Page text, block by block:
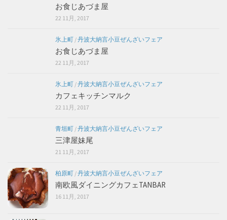
お食じあづま屋
22 11月, 2017
氷上町 /丹波大納言小豆ぜんざいフェア
お食じあづま屋
22 11月, 2017
氷上町 /丹波大納言小豆ぜんざいフェア
カフェキッチンマルク
22 11月, 2017
青垣町 /丹波大納言小豆ぜんざいフェア
三津屋妹尾
21 11月, 2017
柏原町 /丹波大納言小豆ぜんざいフェア
南欧風ダイニングカフェTANBAR
16 11月, 2017